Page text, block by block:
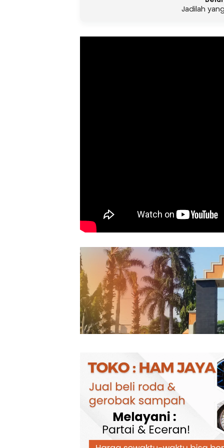
Jadilah